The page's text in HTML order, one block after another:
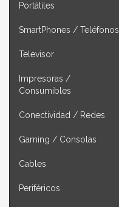
Portátiles
SmartPhones / Teléfonos
Televisor
Impresoras /
Consumibles
Conectividad / Redes
Gaming / Consolas
Cables
Periféricos